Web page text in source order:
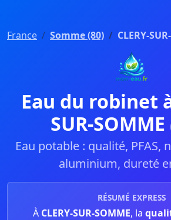
France Somme (80) CLERY-
Eau du robinet
SUR-SOMME
Eau potable : qualité, PFAS,
aluminium, dureté
RÉSUMÉ EXPRESS
À CLERY-SUR-SOMME, la